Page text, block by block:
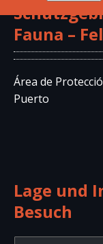
Fauna –
Área de
Puerto
Lage und
Besuch